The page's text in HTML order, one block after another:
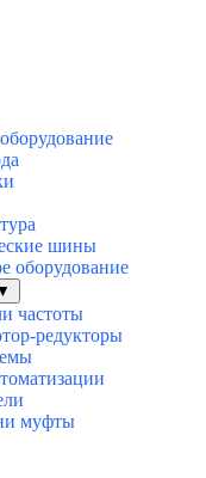
шины
оборудование
частоты
редукторы
муфты